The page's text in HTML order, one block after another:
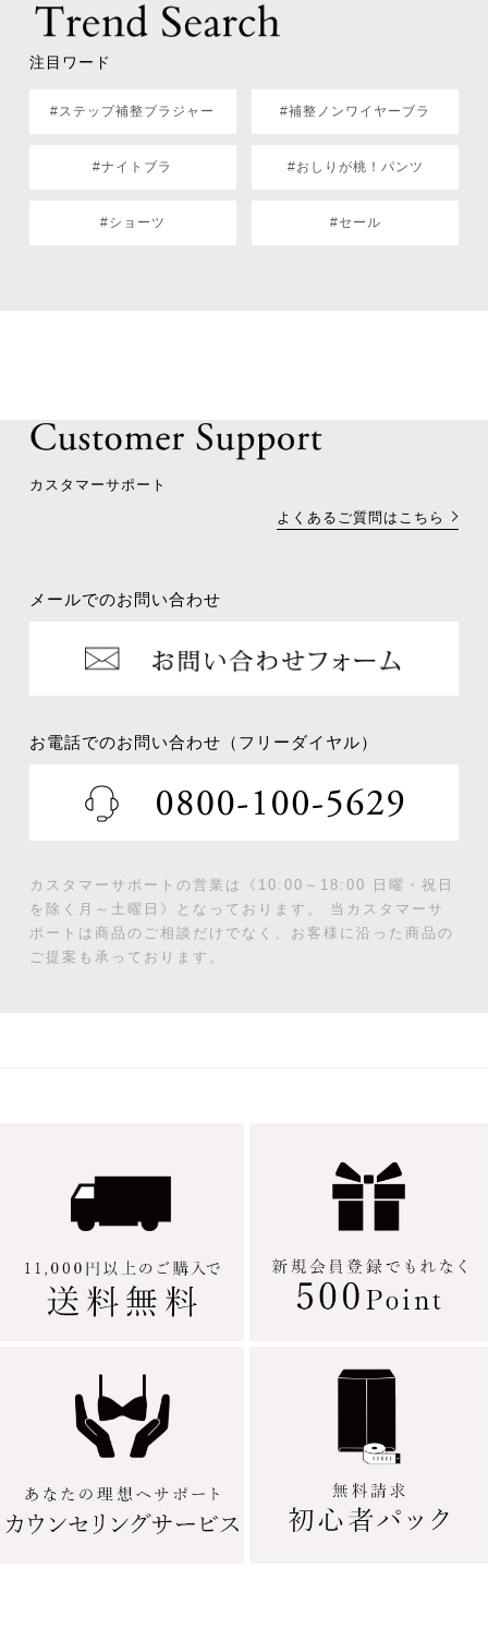
注目ワード
#ステップ補整ブラジャー #補整ノンワイヤーブラ
#ナイトブラ #おしりが桃！パンツ
#ショーツ #セール
カスタマーサポート
よくあるご質問はこちら
メールでのお問い合わせ
お電話でのお問い合わせ（フリーダイヤル）
カスタマーサポートの営業は《10:00～18:00 日曜・祝日
を除く月～土曜日》となっております。
当カスタマーサ
ポートは商品のご相談だけでなく、お客様に沿った商品の
ご提案も承っております。